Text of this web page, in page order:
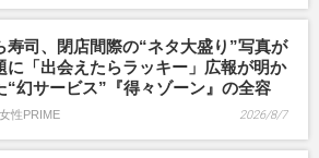
寿司、閉店間際の“ネタ大盛り”写真が
に「出会えたらラッキー」広報が明か
“幻サービス”『得々ゾーン』の全容
性PRIME 2026/8/7